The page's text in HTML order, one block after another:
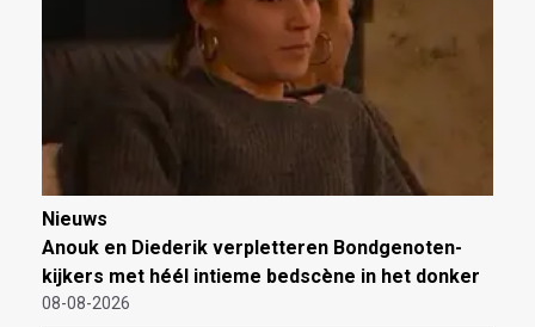
Nieuws
Anouk en Diederik verpletteren Bondgenoten-
kijkers met héél intieme bedscène in het donker
08-08-2026